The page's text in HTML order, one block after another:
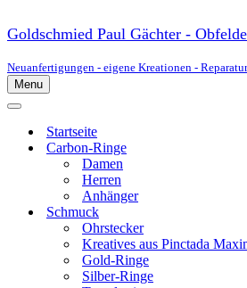
Goldschmied Paul Gächter -
Neuanfertigungen - eigene Kreationen -
Menu
Navigationsmenü
Navigationsmenü
Startseite
Carbon-Ringe
Damen
Herren
Anhänger
Schmuck
Ohrstecker
Kreatives aus Pinctada
Gold-Ringe
Silber-Ringe